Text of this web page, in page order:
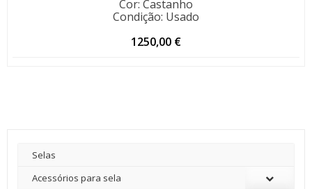
Cor: Castanho
Condição: Usado
1250,00 €
Selas
Acessórios para sela